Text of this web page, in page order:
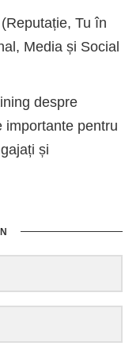
Tu în
Media și Social
despre
importante pentru
și